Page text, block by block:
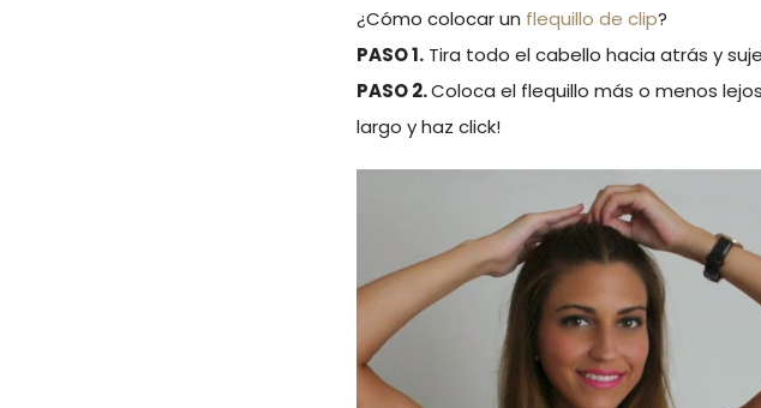
¿Cómo colocar un flequillo de clip?
PASO 1. Tira todo el cabello hacia atrás y
PASO 2.Coloca el flequillo más o menos
largo y haz click!